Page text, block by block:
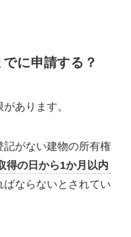
に申請する？
あります。
がない建物の所有権
得の日から1か月以内
ならないとされてい